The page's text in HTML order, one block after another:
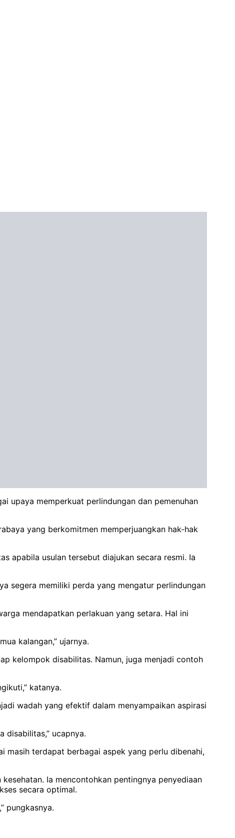
upaya memperkuat perlindungan dan pemenuhan
yang berkomitmen memperjuangkan hak-hak
apabila usulan tersebut diajukan secara resmi. Ia
segera memiliki perda yang mengatur perlindungan
mendapatkan perlakuan yang setara. Hal ini
kalangan,” ujarnya.
kelompok disabilitas. Namun, juga menjadi contoh
katanya.
wadah yang efektif dalam menyampaikan aspirasi
disabilitas,” ucapnya.
masih terdapat berbagai aspek yang perlu dibenahi,
Ia mencontohkan pentingnya penyediaan
secara optimal.
pungkasnya.